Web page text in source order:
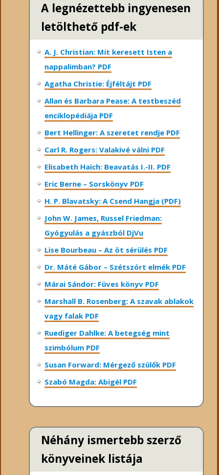
A legnézettebb ingyenesen
letölthető pdf-ek
A. J. Christian: Mit keresett Isten a
nappalimban? PDF
Agatha Christie: Éjféltájt PDF
Allan és Barbara Pease: A testbeszéd
enciklopédiája PDF
Bert Hellinger: A ​szeretet rendje PDF
Carl R. Rogers: Valakivé válni PDF
Elisabeth Haich: Beavatás I.-II. PDF
Eric Berne – Sorskönyv PDF
H. P. Blavatsky: A Csend Hangja (PDF)
John W. James, Russel Friedman:
Gyógyulás a gyászból DjVu
Lise Bourbeau – Az öt sérülés PDF
Dr. Máté Gábor – Szétszórt elmék PDF
Márai Sándor: Füves könyv PDF
Marshall B. Rosenberg: A szavak ablakok
vagy falak PDF
Ruediger Dahlke: A betegség mint
szimbólum PDF
Susan Forward: Mérgező szülők PDF
Szabó Magda: Abigél PDF
Néhány ismertebb szerző
könyveinek listája